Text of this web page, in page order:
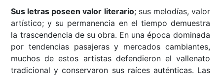
Sus letras poseen valor literario; sus melodías, valor
artístico; y su permanencia en el tiempo demuestra
la trascendencia de su obra. En una época dominada
por tendencias pasajeras y mercados cambiantes,
muchos de estos artistas defendieron el vallenato
tradicional y conservaron sus raíces auténticas. Las